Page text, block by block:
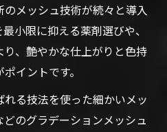
メッシュ技術が続々と導入
小限に抑える薬剤選びや、
、艶やかな仕上がりと色持
イントです。
る技法を使った細かいメッ
のグラデーションメッシュ